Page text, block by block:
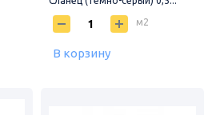
м2
В корзину